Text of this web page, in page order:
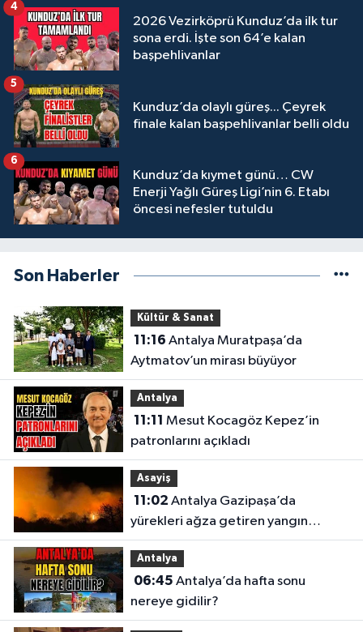
2026 Vezirköprü Kunduz’da ilk tur
sona erdi. İşte son 64’e kalan
başpehlivanlar
4
Kunduz’da olaylı güreş... Çeyrek
finale kalan başpehlivanlar belli oldu
5
Kunduz’da kıymet günü… CW
Enerji Yağlı Güreş Ligi’nin 6. Etabı
öncesi nefesler tutuldu
6
Son Haberler
Kültür & Sanat
11:16
Aytmatov’un mirası büyüyor
Antalya
11:11
patronlarını açıkladı
Asayiş
11:02
yürekleri ağza getiren yangın
söndürüldü
Antalya
06:45
nereye gidilir?